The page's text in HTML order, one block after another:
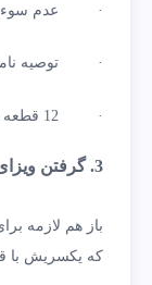
· عدم سوء
· توصیه نامه
· 12 قطعه عکس
3. گرفتن ویزای تحصیلی
باز هم لازمه
که یکسریش با